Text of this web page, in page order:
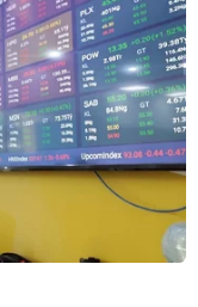
Quốc nếu
Kinh, giới chức
"một loạt
nông dân và
Vietnam+)